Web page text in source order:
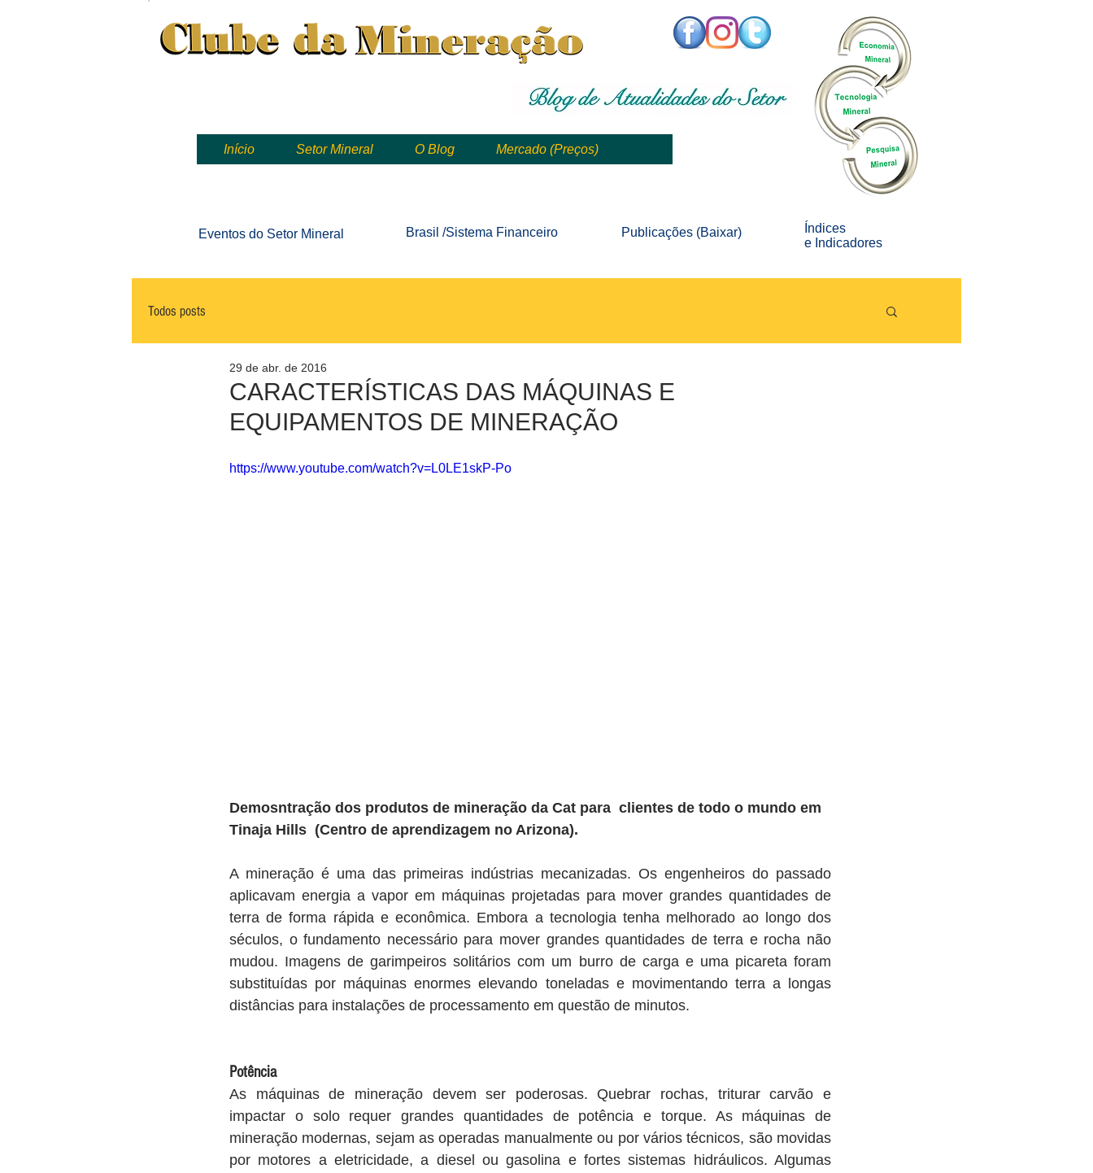
Início Setor Mineral O Blog Mercado (Preços)
Eventos do Setor Mineral Brasil /Sistema Financeiro Publicações (Baixar)
Índices
e Indicadores
Todos posts
CARACTERÍSTICAS DAS MÁQUINAS E
EQUIPAMENTOS DE MINERAÇÃO
29 de abr. de 2016
https://www.youtube.com/watch?v=L0LE1skP-Po
Demosntração dos produtos de mineração da Cat para  clientes de todo o mundo em
Tinaja Hills  (Centro de aprendizagem no Arizona).
A mineração é uma das primeiras indústrias mecanizadas. Os engenheiros do passado
aplicavam energia a vapor em máquinas projetadas para mover grandes quantidades de
terra de forma rápida e econômica. Embora a tecnologia tenha melhorado ao longo dos
séculos, o fundamento necessário para mover grandes quantidades de terra e rocha não
mudou. Imagens de garimpeiros solitários com um burro de carga e uma picareta foram
substituídas por máquinas enormes elevando toneladas e movimentando terra a longas
distâncias para instalações de processamento em questão de minutos.
Potência
As máquinas de mineração devem ser poderosas. Quebrar rochas, triturar carvão e
impactar o solo requer grandes quantidades de potência e torque. As máquinas de
mineração modernas, sejam as operadas manualmente ou por vários técnicos, são movidas
por motores a eletricidade, a diesel ou gasolina e fortes sistemas hidráulicos. Algumas